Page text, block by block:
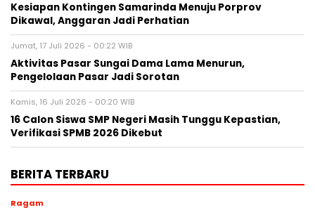
Kesiapan Kontingen Samarinda Menuju Porprov
Dikawal, Anggaran Jadi Perhatian
Jumat, 17 Juli 2026 - 00:22 WIB
Aktivitas Pasar Sungai Dama Lama Menurun,
Pengelolaan Pasar Jadi Sorotan
Kamis, 16 Juli 2026 - 00:20 WIB
16 Calon Siswa SMP Negeri Masih Tunggu Kepastian,
Verifikasi SPMB 2026 Dikebut
BERITA TERBARU
Ragam